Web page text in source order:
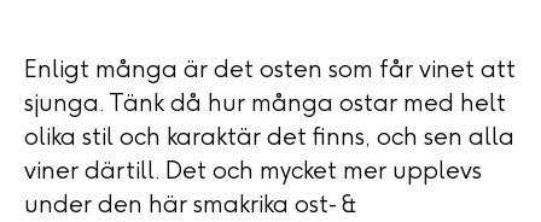
Enligt många är det osten som får vinet att
sjunga. Tänk då hur många ostar med helt
olika stil och karaktär det finns, och sen alla
viner därtill. Det och mycket mer upplevs
under den här smakrika ost- &